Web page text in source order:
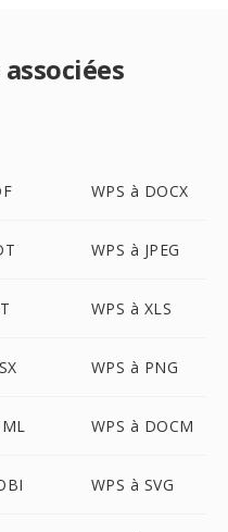
WPS à DOCX
WPS à JPEG
WPS à XLS
WPS à PNG
WPS à DOCM
WPS à SVG